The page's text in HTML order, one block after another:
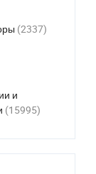
(2337)
и
(15995)